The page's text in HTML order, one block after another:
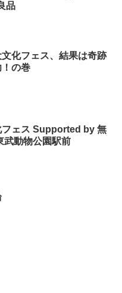
品
文化フェス、結果は奇跡
の巻
フェス Supported by 無
武動物公園駅前